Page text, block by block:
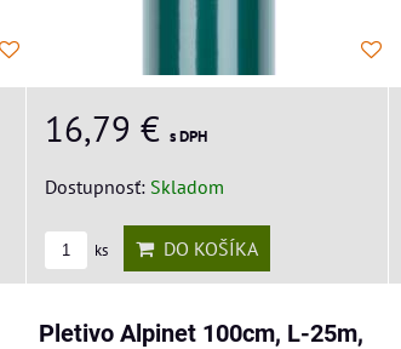
16,79 € s DPH
Dostupnosť: Skladom
ks DO KOŠÍKA
Pletivo Alpinet 100cm, L-25m,